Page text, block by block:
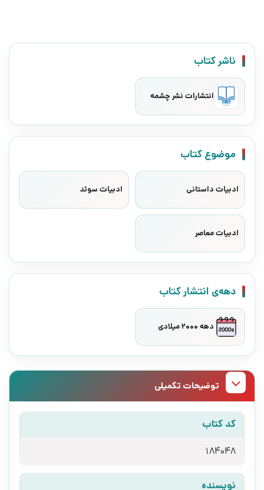
ناشر کتاب
انتشارات نشر چشمه
موضوع کتاب
ادبیات داستانی ادبیات سوئد
ادبیات معاصر
دهه‌ی انتشار کتاب
دهه 2000 میلادی
توضیحات تکمیلی
کد کتاب
184048
نویسنده